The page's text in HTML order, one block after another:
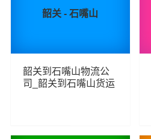
韶关 - 石嘴山
韶关到石嘴山物流公
司_韶关到石嘴山货运